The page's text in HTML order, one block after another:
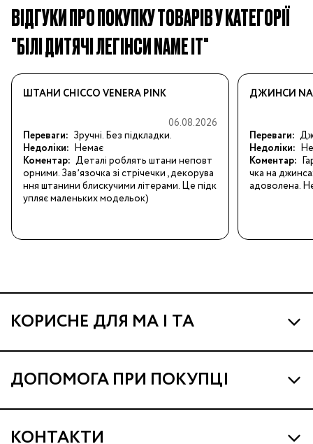
ВІДГУКИ ПРО ПОКУПКУ ТОВАРІВ У КАТЕГОРІЇ
"БІЛІ ДИТЯЧІ ЛЕГІНСИ NAME IT"
ШТАНИ CHICCO VENERA PINK
06.08.2026
Переваги: Зручні. Без підкладки.
Недоліки: Немає
Коментар: Деталі роблять штани неповт
орними. Завʼязочка зі стрічечки , декорува
ння штанини блискучими літерами. Це підк
упляє маленьких модельок)
ДЖИНСИ
Переваги:
Недоліки:
Коментар:
чка на
адоволена.
КОРИСНЕ ДЛЯ МА І ТА
Про МА та Маминих Асистентів
Програма Ма Кешбек
Ма Клуб
ДОПОМОГА ПРИ ПОКУПЦІ
Наші магазини
Доставка і оплата
КОНТАКТИ